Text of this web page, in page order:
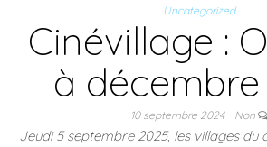
Uncategorized
Cinévillage :
à
10 septembre 2024 Non
Jeudi 5 septembre 2025, les villages du